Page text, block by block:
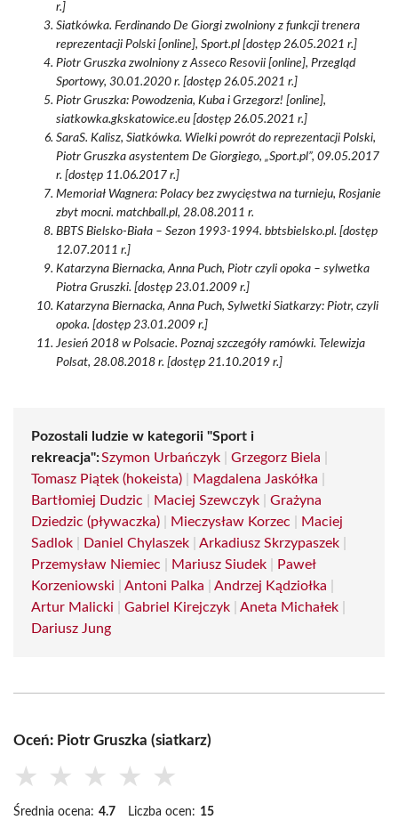
r.]
Siatkówka. Ferdinando De Giorgi zwolniony z funkcji trenera
reprezentacji Polski [online], Sport.pl [dostęp 26.05.2021 r.]
Piotr Gruszka zwolniony z Asseco Resovii [online], Przegląd
Sportowy, 30.01.2020 r. [dostęp 26.05.2021 r.]
Piotr Gruszka: Powodzenia, Kuba i Grzegorz! [online],
siatkowka.gkskatowice.eu [dostęp 26.05.2021 r.]
SaraS. Kalisz, Siatkówka. Wielki powrót do reprezentacji Polski,
Piotr Gruszka asystentem De Giorgiego, „Sport.pl”, 09.05.2017
r. [dostęp 11.06.2017 r.]
Memoriał Wagnera: Polacy bez zwycięstwa na turnieju, Rosjanie
zbyt mocni. matchball.pl, 28.08.2011 r.
BBTS Bielsko-Biała – Sezon 1993-1994. bbtsbielsko.pl. [dostęp
12.07.2011 r.]
Katarzyna Biernacka, Anna Puch, Piotr czyli opoka – sylwetka
Piotra Gruszki. [dostęp 23.01.2009 r.]
Katarzyna Biernacka, Anna Puch, Sylwetki Siatkarzy: Piotr, czyli
opoka. [dostęp 23.01.2009 r.]
Jesień 2018 w Polsacie. Poznaj szczegóły ramówki. Telewizja
Polsat, 28.08.2018 r. [dostęp 21.10.2019 r.]
Pozostali ludzie w kategorii "Sport i
rekreacja":Szymon Urbańczyk Grzegorz Biela
Tomasz Piątek (hokeista)
Magdalena Jaskółka
Bartłomiej Dudzic
Maciej Szewczyk
Grażyna
Dziedzic (pływaczka)
Mieczysław Korzec
Maciej
Sadlok
Daniel Chylaszek Arkadiusz Skrzypaszek
Przemysław Niemiec
Mariusz Siudek
Paweł
Korzeniowski
Antoni Palka Andrzej Kądziołka
Artur Malicki
Gabriel Kirejczyk Aneta Michałek
Dariusz Jung
Oceń: Piotr Gruszka (siatkarz)
★ ★ ★ ★ ★
Średnia ocena: 4.7 Liczba ocen: 15